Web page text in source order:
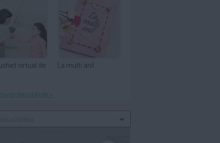
virtual de La multi ani!
felicitările »